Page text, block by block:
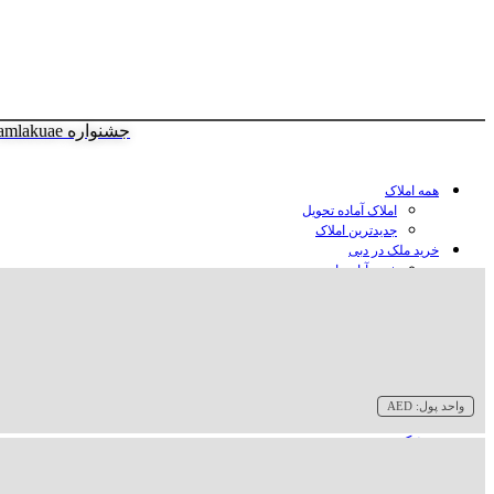
جشنواره amlakuae
همه املاک
املاک آماده تحویل
جدیدترین املاک
خرید ملک در دبی
خرید آپارتمان در دبی
واحد پول: AED